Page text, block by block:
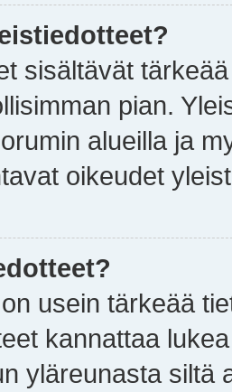
sisältävät
pian.
alueilla ja
oikeudet
usein tärkeää
kannattaa
yläreunasta siltä